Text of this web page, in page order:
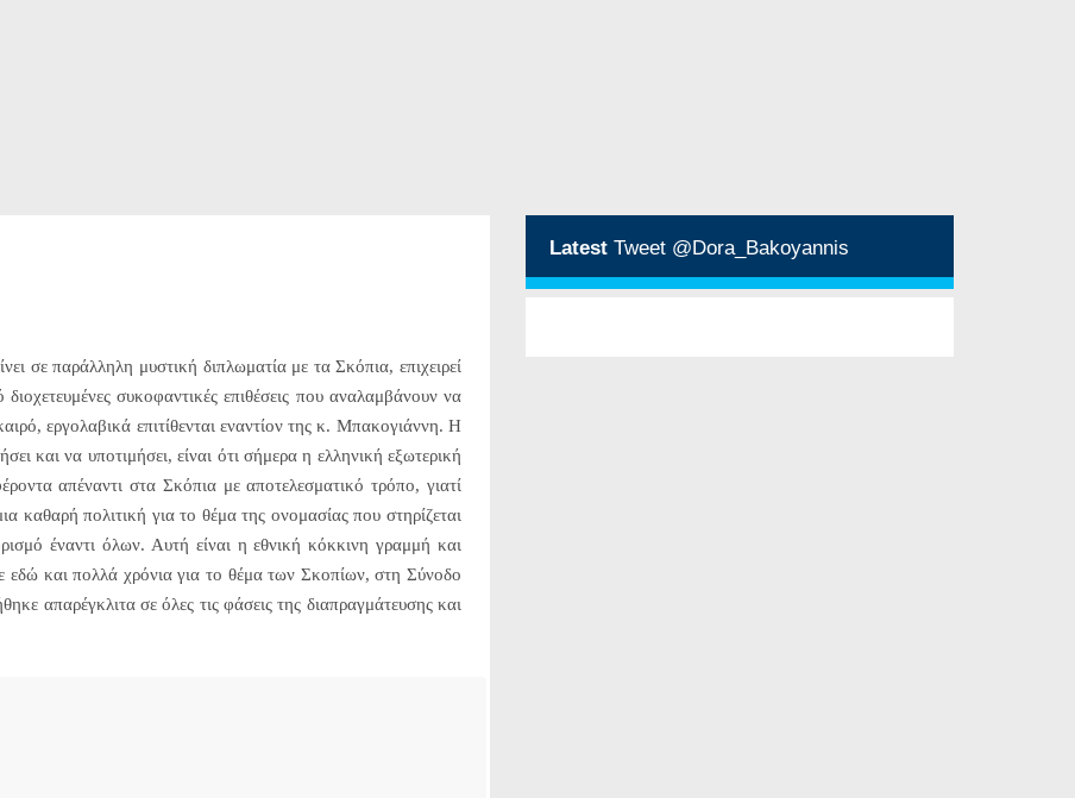
σε παράλληλη μυστική διπλωματία με τα Σκόπια, επιχειρεί
συκοφαντικές επιθέσεις που αναλαμβάνουν να
εργολαβικά επιτίθενται εναντίον της κ. Μπακογιάννη. Η
και να υποτιμήσει, είναι ότι σήμερα η ελληνική εξωτερική
απέναντι στα Σκόπια με αποτελεσματικό τρόπο, γιατί
πολιτική για το θέμα της ονομασίας που στηρίζεται
έναντι όλων. Αυτή είναι η εθνική κόκκινη γραμμή και
εδώ και πολλά χρόνια για το θέμα των Σκοπίων, στη Σύνοδο
απαρέγκλιτα σε όλες τις φάσεις της διαπραγμάτευσης και
Latest Tweet @Dora_Bakoyannis